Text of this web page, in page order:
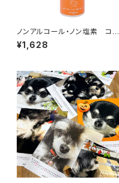
ノンアルコール・ノン塩素 コロ
ブロック ハンディスプレー40
0mL
¥1,628